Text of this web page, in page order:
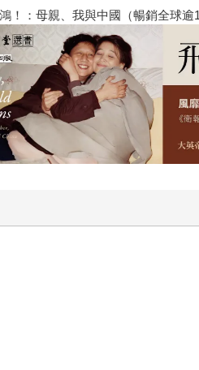
飛吧，鴻！：母親、